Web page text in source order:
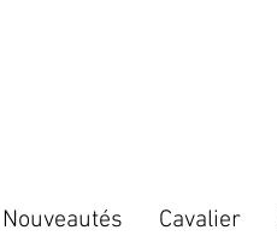
Nouveautés Cavalier